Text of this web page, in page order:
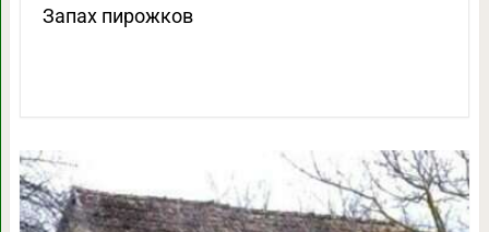
Запах пирожков